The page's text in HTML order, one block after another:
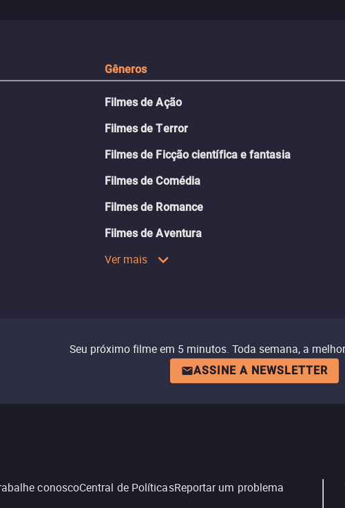
Gêneros
Filmes de Ação
Filmes de Terror
Filmes de Ficção científica e fantasia
Filmes de Comédia
Filmes de Romance
Filmes de Aventura
Ver mais
Seu próximo filme em 5 minutos. Toda semana, a
ASSINE A NEWSLETTER
conoscoCentral de PolíticasReportar um problema